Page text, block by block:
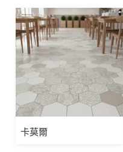
卡莫爾